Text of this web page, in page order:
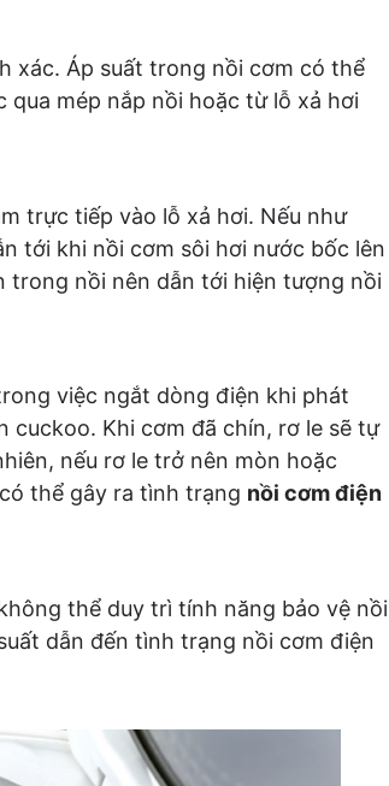
xác. Áp suất trong nồi cơm có thể
mép nắp nồi hoặc từ lỗ xả hơi
trực tiếp vào lỗ xả hơi. Nếu như
tới khi nồi cơm sôi hơi nước bốc lên
trong nồi nên dẫn tới hiện tượng nồi
việc ngắt dòng điện khi phát
cuckoo. Khi cơm đã chín, rơ le sẽ tự
nếu rơ le trở nên mòn hoặc
thể gây ra tình trạng nồi cơm điện
thể duy trì tính năng bảo vệ nồi
dẫn đến tình trạng nồi cơm điện